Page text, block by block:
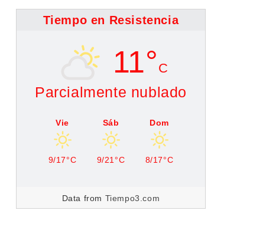
Tiempo en Resistencia
11° C
Parcialmente nublado
Vie
9/17°C
Sáb
9/21°C
Dom
8/17°C
Data from Tiempo3.com